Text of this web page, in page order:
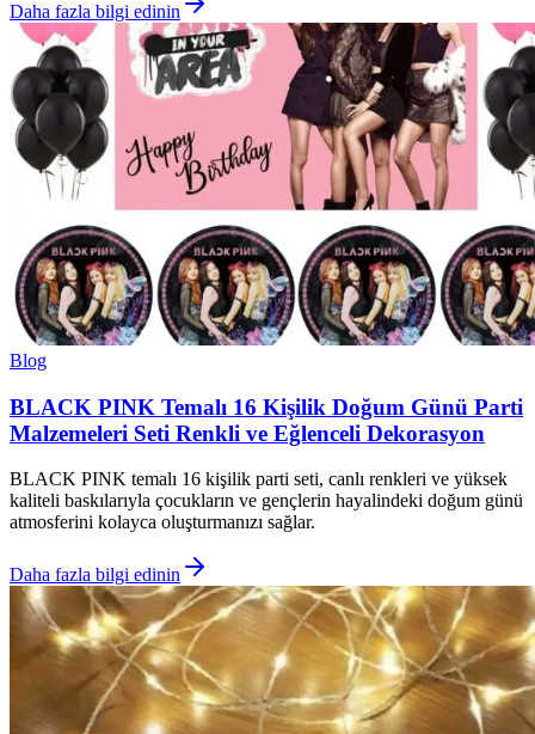
Daha fazla bilgi edinin
Blog
BLACK PINK Temalı 16 Kişilik Doğum Günü Parti
Malzemeleri Seti Renkli ve Eğlenceli Dekorasyon
BLACK PINK temalı 16 kişilik parti seti, canlı renkleri ve yüksek
kaliteli baskılarıyla çocukların ve gençlerin hayalindeki doğum günü
atmosferini kolayca oluşturmanızı sağlar.
Daha fazla bilgi edinin